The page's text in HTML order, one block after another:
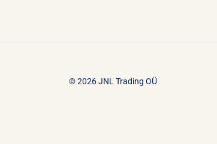
© 2026 JNL Trading OÜ